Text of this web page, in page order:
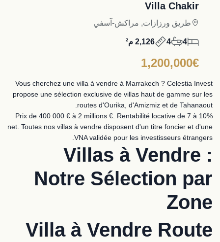
Villa Chakir
طريق ورزازات, مراكش-آسفي
4
4 2,126 م²
1,200,000€
Vous cherchez une villa à vendre à Marrakech ? Celestia Invest
propose une sélection exclusive de villas haut de gamme sur les
routes d'Ourika, d'Amizmiz et de Tahanaout.
Prix de 400 000 € à 2 millions €. Rentabilité locative de 7 à 10%
net. Toutes nos villas à vendre disposent d'un titre foncier et d'une
VNA validée pour les investisseurs étrangers.
Villas à Vendre :
Notre Sélection par
Zone
Villa à Vendre Route